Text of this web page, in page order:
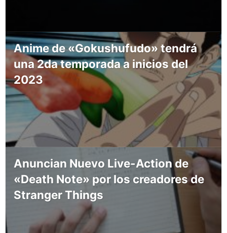
Anime de «Gokushufudo» tendrá
una 2da temporada a inicios del
2023
Anuncian Nuevo Live-Action de
«Death Note» por los creadores de
Stranger Things